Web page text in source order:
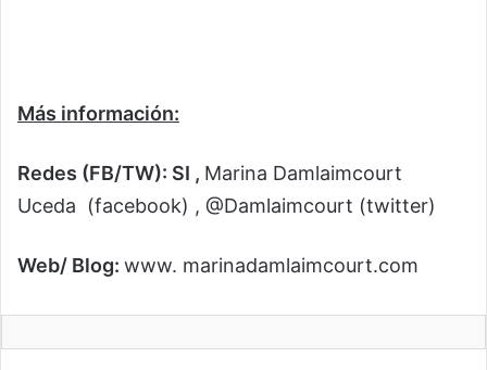
Más información:
Redes (FB/TW): SI , Marina Damlaimcourt
Uceda (facebook) , @Damlaimcourt (twitter)
Web/ Blog: www. marinadamlaimcourt.com